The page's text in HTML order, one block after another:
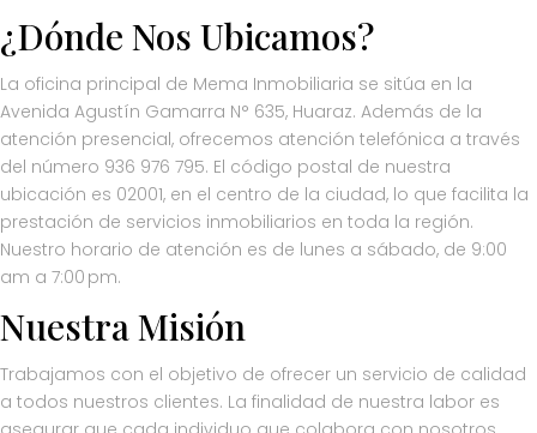
¿Dónde Nos Ubicamos?
La oficina principal de Mema Inmobiliaria se sitúa en la
Avenida Agustín Gamarra N° 635, Huaraz. Además de la
atención presencial, ofrecemos atención telefónica a través
del número 936 976 795. El código postal de nuestra
ubicación es 02001, en el centro de la ciudad, lo que facilita la
prestación de servicios inmobiliarios en toda la región.
Nuestro horario de atención es de lunes a sábado, de 9:00
am a 7:00 pm.
Nuestra Misión
Trabajamos con el objetivo de ofrecer un servicio de calidad
a todos nuestros clientes. La finalidad de nuestra labor es